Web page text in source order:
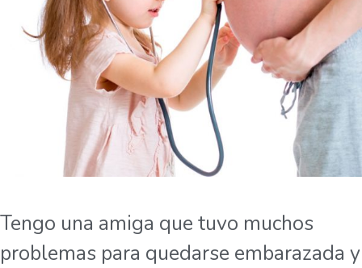
Tengo una amiga que tuvo muchos
problemas para quedarse embarazada y